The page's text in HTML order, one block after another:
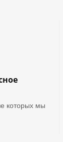
которых мы